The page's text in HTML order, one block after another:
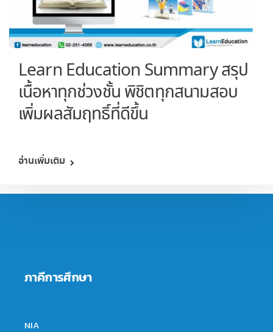
Learn Education Summary สรุป
เนื้อหาทุกช่วงชั้น พิชิตทุกสนามสอบ
เพิ่มผลสัมฤทธิ์ที่ดีขึ้น
อ่านเพิ่มเติม
ภาคีการศึกษา
NIA